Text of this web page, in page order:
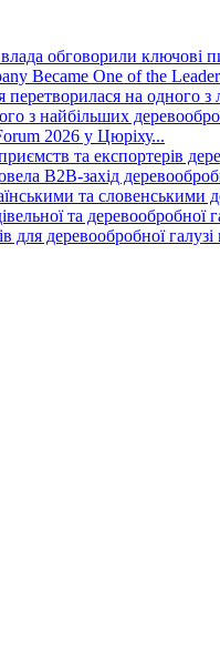
обговорили ключові
Became One of the
на одного з
з найбільших
2026 у Цюріху...
та експортерів
B2B-захід
та словенськими
та деревообробної
деревообробної